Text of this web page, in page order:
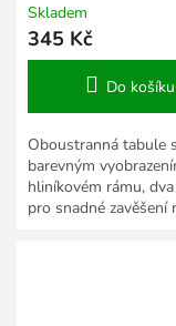
Skladem
345 Kč
Do košíku
Oboustranná tabule s
barevným
hliníkovém rámu,
pro snadné zavěšení